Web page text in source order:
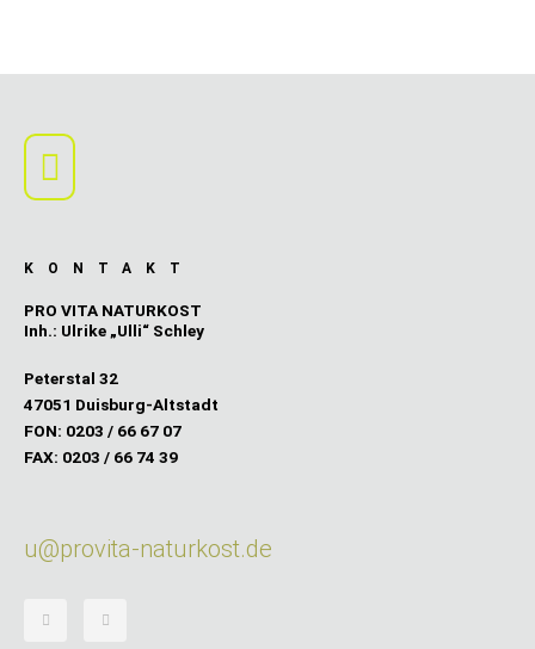
Main
Menu
KONTAKT
PRO VITA NATURKOST
Inh.: Ulrike „Ulli“ Schley
Peterstal 32
47051 Duisburg-Altstadt
FON: 0203 / 66 67 07
FAX: 0203 / 66 74 39
u@provita-naturkost.de
c
s